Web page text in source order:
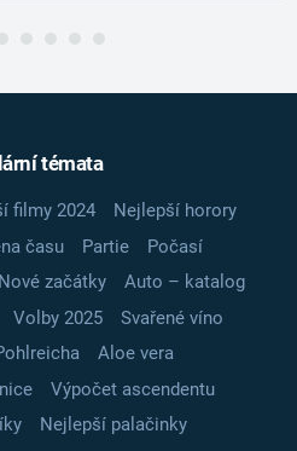
témata
filmy 2024
Nejlepší horory
času Partie
Počasí
začátky
Auto – katalog
Volby 2025
Svařené víno
Aloe vera
Výpočet ascendentu
Nejlepší palačinky